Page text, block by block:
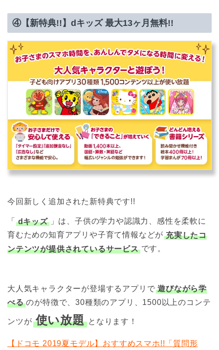
④【新特典!!】dキッズ 最大13ヶ月無料!!
今回新しく追加された新特典です!!
「 dキッズ
」は、子供の学力や認識力、感性を柔軟に
育むための知育アプリや子育て情報などが 充実したコ
ンテンツが提供されているサービス です。
大人気キャラクターが登場するアプリで 遊びながら学
べる のが特徴で、30種類のアプリ、1500以上のコンテ
ンツが 使い放題 となります！
【ドコモ 2019夏モデル】おすすめスマホ!!「質問形